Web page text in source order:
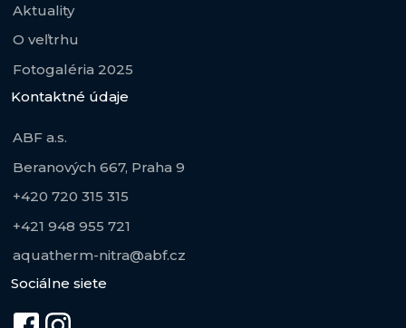
Aktuality
O veľtrhu
Fotogaléria 2025
Kontaktné údaje
ABF a.s.
Beranových 667, Praha 9
+420 720 315 315
+421 948 955 721
aquatherm-nitra@abf.cz
Sociálne siete